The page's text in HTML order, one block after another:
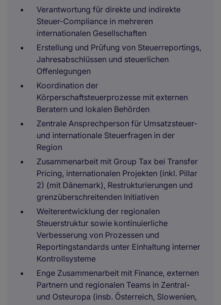
Verantwortung für direkte und indirekte
Steuer-Compliance in mehreren
internationalen Gesellschaften
Erstellung und Prüfung von Steuerreportings,
Jahresabschlüssen und steuerlichen
Offenlegungen
Koordination der
Körperschaftsteuerprozesse mit externen
Beratern und lokalen Behörden
Zentrale Ansprechperson für Umsatzsteuer-
und internationale Steuerfragen in der
Region
Zusammenarbeit mit Group Tax bei Transfer
Pricing, internationalen Projekten (inkl. Pillar
2) (mit Dänemark), Restrukturierungen und
grenzüberschreitenden Initiativen
Weiterentwicklung der regionalen
Steuerstruktur sowie kontinuierliche
Verbesserung von Prozessen und
Reportingstandards unter Einhaltung interner
Kontrollsysteme
Enge Zusammenarbeit mit Finance, externen
Partnern und regionalen Teams in Zentral-
und Osteuropa (insb. Österreich, Slowenien,